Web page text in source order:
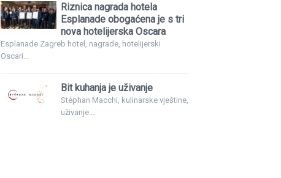
Riznica nagrada hotela
Esplanade obogaćena je s tri
nova hotelijerska Oscara
Esplanade Zagreb hotel, nagrade, hotelijerski
Oscari...
Bit kuhanja je uživanje
Stéphan Macchi, kulinarske vještine,
uživanje...